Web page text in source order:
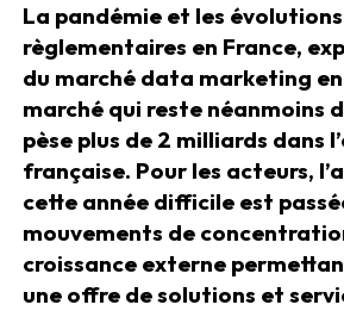
La pandémie et les évolutions
règlementaires en France,
du marché data marketing
marché qui reste néanmoins
pèse plus de 2 milliards dans
française. Pour les acteurs,
cette année difficile est
mouvements de
croissance externe
une offre de solutions et